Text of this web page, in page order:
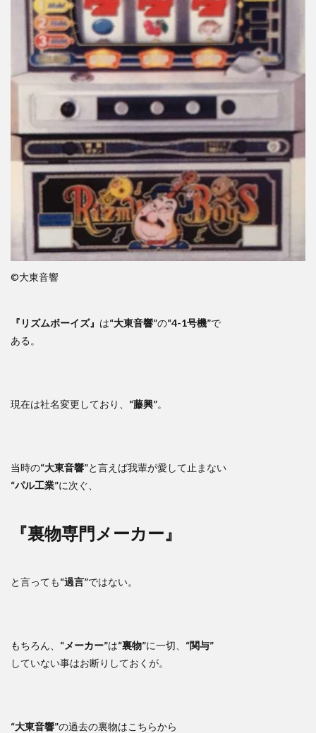
©大東音響
『リズムボーイズ』 は“大東音響”の“4-1号機”で
ある。
現在は社名変更しており、 “藤興”。
当時の“大東音響”と言えば我輩が愛して止まない
“パル工業”に次ぐ、
『裏物専門メーカー』
と言っても“過言”ではない。
もちろん、 “メーカー”は“裏物”に一切、 “関与”
していない事はお断りしておくが。
“大東音響”の過去の裏物はこちらから